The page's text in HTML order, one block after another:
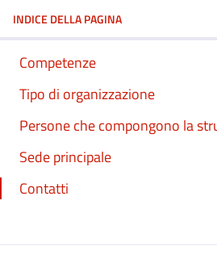
INDICE DELLA PAGINA
Competenze
Tipo di organizzazione
Persone che compongono la
Sede principale
Contatti